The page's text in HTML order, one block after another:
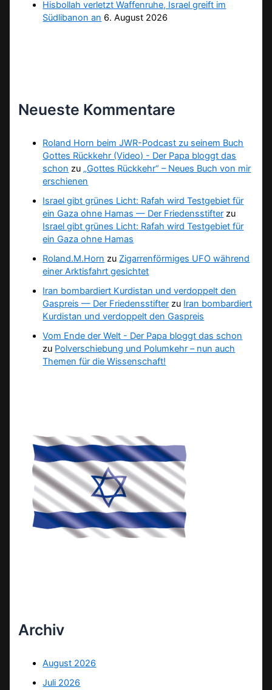
Hisbollah verletzt Waffenruhe, Israel greift im
Südlibanon an 6. August 2026
Neueste Kommentare
Roland Horn beim JWR-Podcast zu seinem Buch
Gottes Rückkehr (Video) - Der Papa bloggt das
schon zu „Gottes Rückkehr“ – Neues Buch von mir
erschienen
Israel gibt grünes Licht: Rafah wird Testgebiet für
ein Gaza ohne Hamas — Der Friedensstifter zu
Israel gibt grünes Licht: Rafah wird Testgebiet für
ein Gaza ohne Hamas
Roland.M.Horn zu Zigarrenförmiges UFO während
einer Arktisfahrt gesichtet
Iran bombardiert Kurdistan und verdoppelt den
Gaspreis — Der Friedensstifter zu Iran bombardiert
Kurdistan und verdoppelt den Gaspreis
Vom Ende der Welt - Der Papa bloggt das schon
zu Polverschiebung und Polumkehr – nun auch
Themen für die Wissenschaft!
Archiv
August 2026
Juli 2026